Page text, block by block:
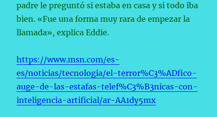
padre le preguntó si estaba en casa y si todo iba
bien. «Fue una forma muy rara de empezar la
llamada», explica Eddie.
https://www.msn.com/es-
es/noticias/tecnologia/el-terror%C3%ADfico-
auge-de-las-estafas-telef%C3%B3nicas-con-
inteligencia-artificial/ar-AA1dy5mx